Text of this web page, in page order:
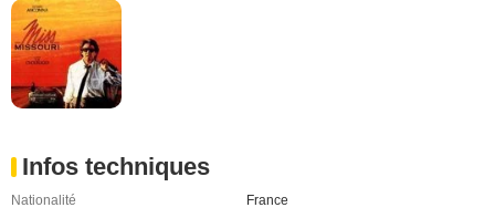
Infos techniques
Nationalité
France